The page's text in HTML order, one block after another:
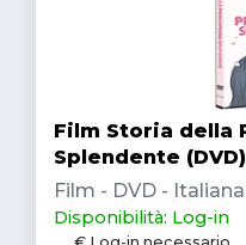
Film Storia della
Splendente (DVD)
Film - DVD -
Disponibilità: Log-in